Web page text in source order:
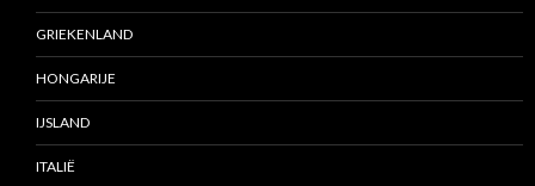
GRIEKENLAND
HONGARIJE
IJSLAND
ITALIË